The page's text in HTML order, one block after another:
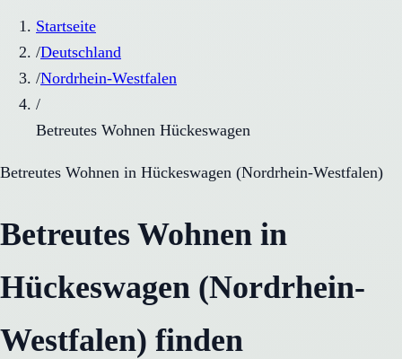
Startseite
/Deutschland
/Nordrhein-Westfalen
/
Betreutes Wohnen Hückeswagen
Betreutes Wohnen in Hückeswagen (Nordrhein-Westfalen)
Betreutes Wohnen in
Hückeswagen (Nordrhein-
Westfalen) finden